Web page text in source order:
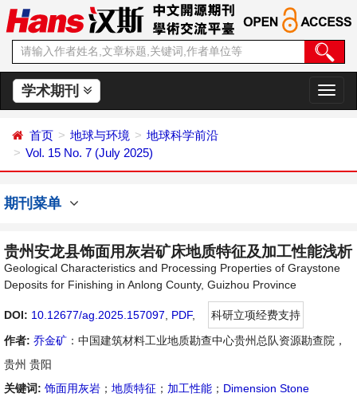
学术期刊
切
换
首页 地球与环境
地球科学前沿
Vol. 15 No. 7 (July 2025)
期刊菜单
贵州安龙县饰面用灰岩矿床地质特征及加工性能浅析
Geological Characteristics and Processing Properties of Graystone
Deposits for Finishing in Anlong County, Guizhou Province
DOI: 10.12677/ag.2025.157097 PDF,
科研立项经费支持
作者: 乔金矿 ：中国建筑材料工业地质勘查中心贵州总队资源勘查院，
贵州 贵阳
关键词: 饰面用灰岩 ； 地质特征 ； 加工性能 ； Dimension Stone